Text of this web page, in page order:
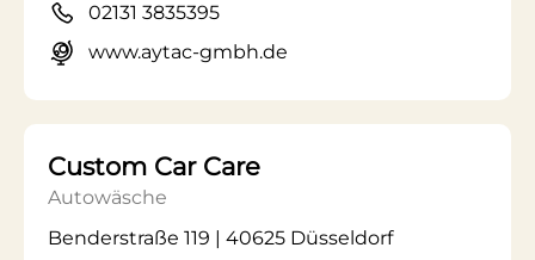
02131 3835395
www.aytac-gmbh.de
Custom Car Care
Autowäsche
Benderstraße 119 | 40625 Düsseldorf